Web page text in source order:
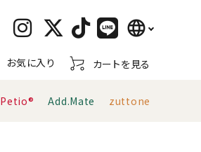
language
日本語
English
お気に入り カートを見る
Petio® Add.Mate zuttone